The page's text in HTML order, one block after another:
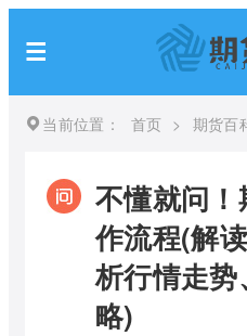
当前位置： 首页 > 期货百
不懂就问
作流程(解
析行情走
略)